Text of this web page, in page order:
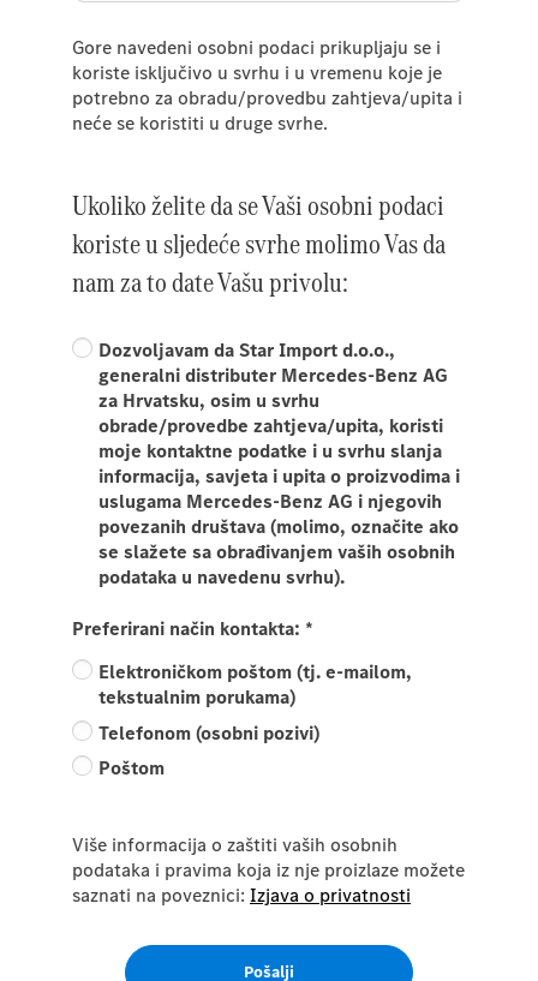
Gore navedeni osobni podaci prikupljaju se i
koriste isključivo u svrhu i u vremenu koje je
potrebno za obradu/provedbu zahtjeva/upita i
neće se koristiti u druge svrhe.
Ukoliko želite da se Vaši osobni podaci
koriste u sljedeće svrhe molimo Vas da
nam za to date Vašu privolu:
Dozvoljavam da Star Import d.o.o.,
generalni distributer Mercedes-Benz AG
za Hrvatsku, osim u svrhu
obrade/provedbe zahtjeva/upita, koristi
moje kontaktne podatke i u svrhu slanja
informacija, savjeta i upita o proizvodima i
uslugama Mercedes-Benz AG i njegovih
povezanih društava (molimo, označite ako
se slažete sa obrađivanjem vaših osobnih
podataka u navedenu svrhu).
Preferirani način kontakta: *
Elektroničkom poštom (tj. e-mailom,
tekstualnim porukama)
Telefonom (osobni pozivi)
Poštom
Više informacija o zaštiti vaših osobnih
podataka i pravima koja iz nje proizlaze možete
saznati na poveznici: Izjava o privatnosti
Pošalji